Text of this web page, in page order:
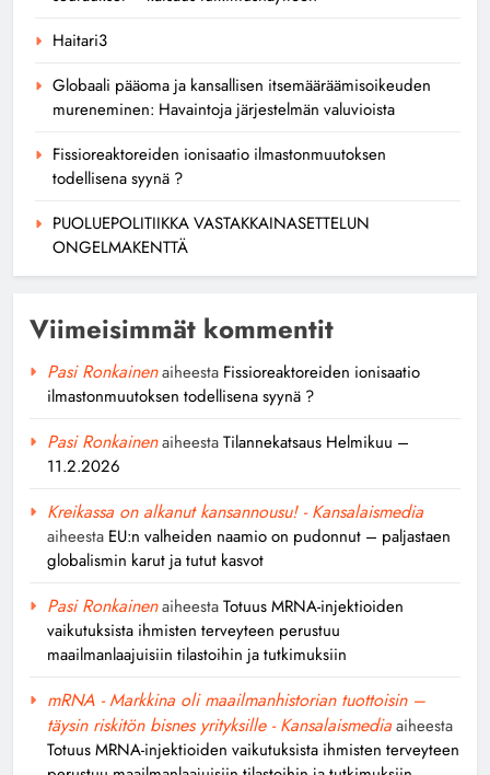
Haitari3
Globaali pääoma ja kansallisen itsemääräämisoikeuden
mureneminen: Havaintoja järjestelmän valuvioista
Fissioreaktoreiden ionisaatio ilmastonmuutoksen
todellisena syynä ?
PUOLUEPOLITIIKKA VASTAKKAINASETTELUN
ONGELMAKENTTÄ
Viimeisimmät kommentit
Pasi Ronkainenaiheesta Fissioreaktoreiden ionisaatio
ilmastonmuutoksen todellisena syynä ?
Pasi RonkainenaiheestaTilannekatsaus Helmikuu –
11.2.2026
Kreikassa on alkanut kansannousu! - Kansalaismedia
aiheesta EU:n valheiden naamio on pudonnut – paljastaen
globalismin karut ja tutut kasvot
Pasi RonkainenaiheestaTotuus MRNA-injektioiden
vaikutuksista ihmisten terveyteen perustuu
maailmanlaajuisiin tilastoihin ja tutkimuksiin
mRNA - Markkina oli maailmanhistorian tuottoisin –
täysin riskitön bisnes yrityksille - Kansalaismediaaiheesta
Totuus MRNA-injektioiden vaikutuksista ihmisten terveyteen